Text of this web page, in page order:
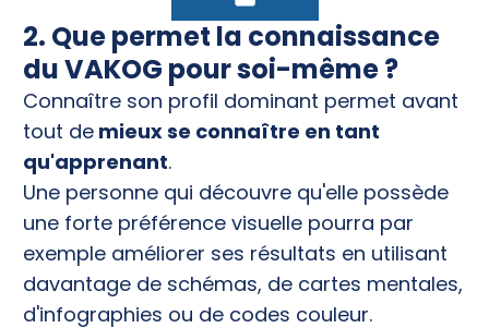
2. Que permet la connaissance
du VAKOG pour soi-même ?
Connaître son profil dominant permet avant
tout de mieux se connaître en tant
qu'apprenant.
Une personne qui découvre qu'elle possède
une forte préférence visuelle pourra par
exemple améliorer ses résultats en utilisant
davantage de schémas, de cartes mentales,
d'infographies ou de codes couleur.